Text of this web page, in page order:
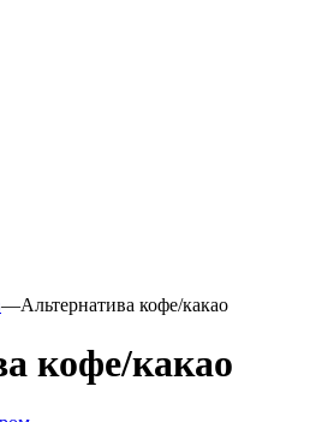
—Альтернатива кофе/какао
кофе/какао